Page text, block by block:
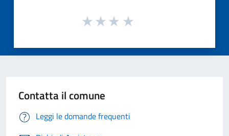
Contatta il comune
Leggi le domande frequenti